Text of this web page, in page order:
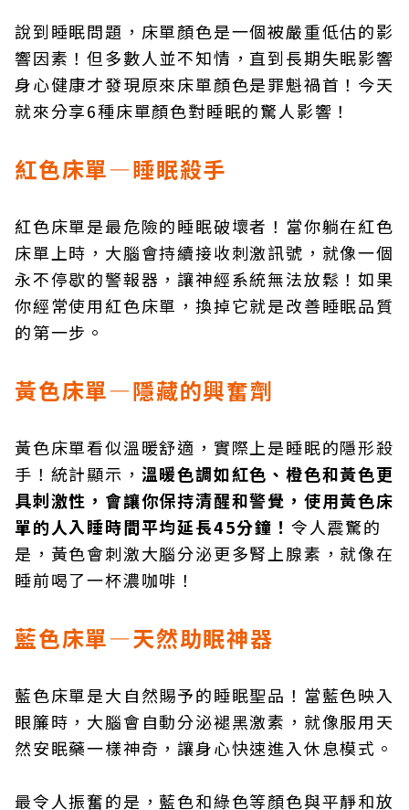
說到睡眠問題，床單顏色是一個被嚴重低估的影
響因素！但多數人並不知情，直到長期失眠影響
身心健康才發現原來床單顏色是罪魁禍首！今天
就來分享6種床單顏色對睡眠的驚人影響！
紅色床單—睡眠殺手
紅色床單是最危險的睡眠破壞者！當你躺在紅色
床單上時，大腦會持續接收刺激訊號，就像一個
永不停歇的警報器，讓神經系統無法放鬆！如果
你經常使用紅色床單，換掉它就是改善睡眠品質
的第一步。
黃色床單—隱藏的興奮劑
黃色床單看似溫暖舒適，實際上是睡眠的隱形殺
手！統計顯示， 溫暖色調如紅色、橙色和黃色更
具刺激性，會讓你保持清醒和警覺，使用黃色床
單的人入睡時間平均延長45分鐘！ 令人震驚的
是，黃色會刺激大腦分泌更多腎上腺素，就像在
睡前喝了一杯濃咖啡！
藍色床單—天然助眠神器
藍色床單是大自然賜予的睡眠聖品！當藍色映入
眼簾時，大腦會自動分泌褪黑激素，就像服用天
然安眠藥一樣神奇，讓身心快速進入休息模式。
最令人振奮的是，藍色和綠色等顏色與平靜和放